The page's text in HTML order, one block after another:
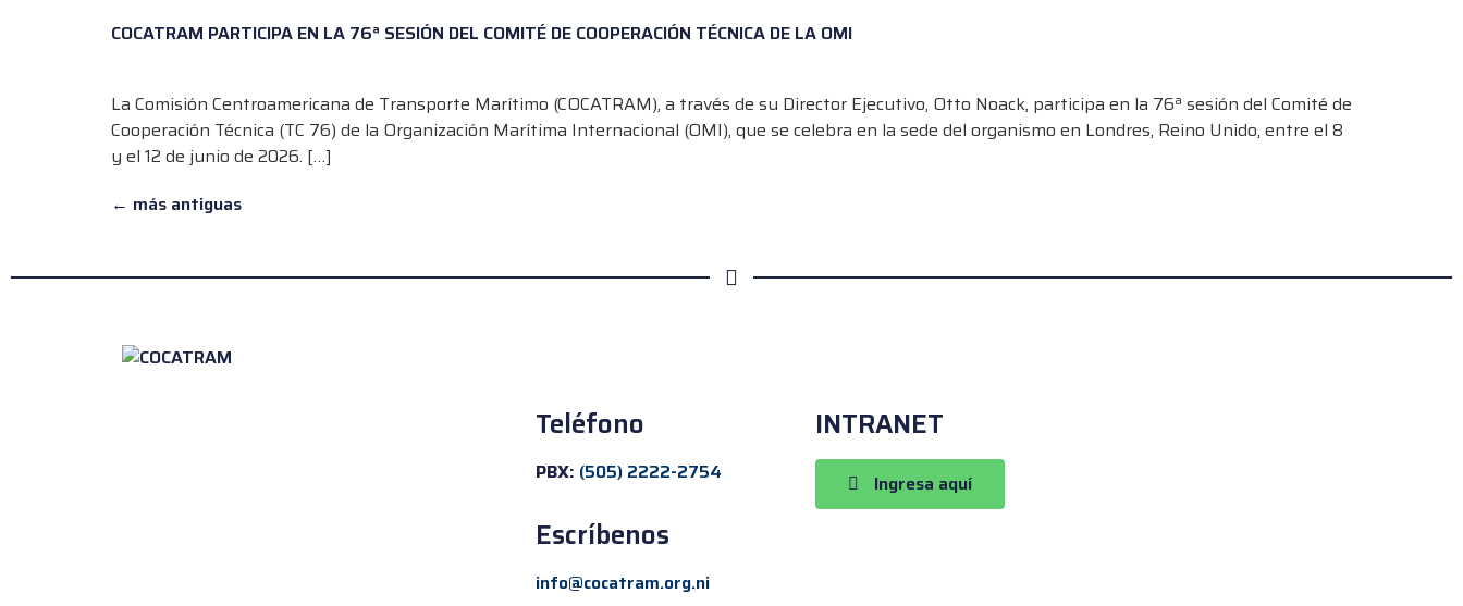
COCATRAM PARTICIPA EN LA 76ª SESIÓN DEL COMITÉ DE COOPERACIÓN TÉCNICA DE LA OMI
La Comisión Centroamericana de Transporte Marítimo (COCATRAM), a través de su Director Ejecutivo, Otto Noack, participa en la 76ª sesión del Comité de
Cooperación Técnica (TC 76) de la Organización Marítima Internacional (OMI), que se celebra en la sede del organismo en Londres, Reino Unido, entre el 8
y el 12 de junio de 2026. […]
← más antiguas
Teléfono
PBX: (505) 2222-2754
Escríbenos
info@cocatram.org.ni
INTRANET
Ingresa aquí